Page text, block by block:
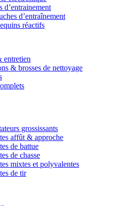
d’entrainement
d’entraînement
réactifs
entretien
& brosses de nettoyage
grossissants
affût & approche
de battue
de chasse
mixtes et polyvalentes
de tir